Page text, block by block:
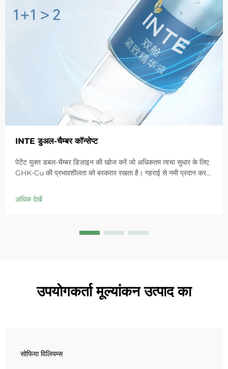
INTE डुअल-चैम्बर कॉन्सेप्ट
पेटेंट युक्त डबल-चैम्बर डिज़ाइन की खोज करें जो अधिकतम त्वचा सुधार के लिए
GHK-Cu की प्रभावशीलता को बरकरार रखता है। गहराई से नमी प्रदान करता
आज ही 'स्मॉल ब्लू चैम्बर' समाधान आजमाएं।
अधिक देखें
उपयोगकर्ता मूल्यांकन उत्पाद का
सोफिया विलियम्स